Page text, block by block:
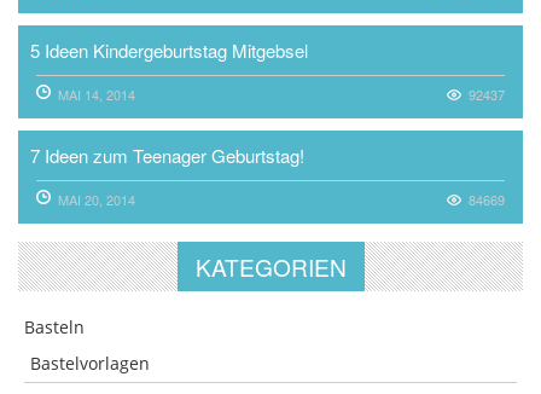
5 Ideen Kindergeburtstag Mitgebsel
MAI 14, 2014 92437
7 Ideen zum Teenager Geburtstag!
MAI 20, 2014 84669
KATEGORIEN
Basteln
Bastelvorlagen